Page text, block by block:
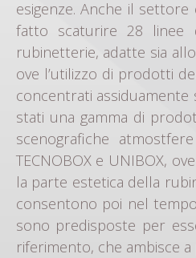
esigenze. Anche il
fatto scaturire 28 linee
rubinetterie, adatte sia
ove l’utilizzo di prodotti
concentrati
stati una gamma di
scenografiche
TECNOBOX e UNIBOX,
la parte estetica della
consentono poi nel
sono predisposte per
riferimento, che ambisce